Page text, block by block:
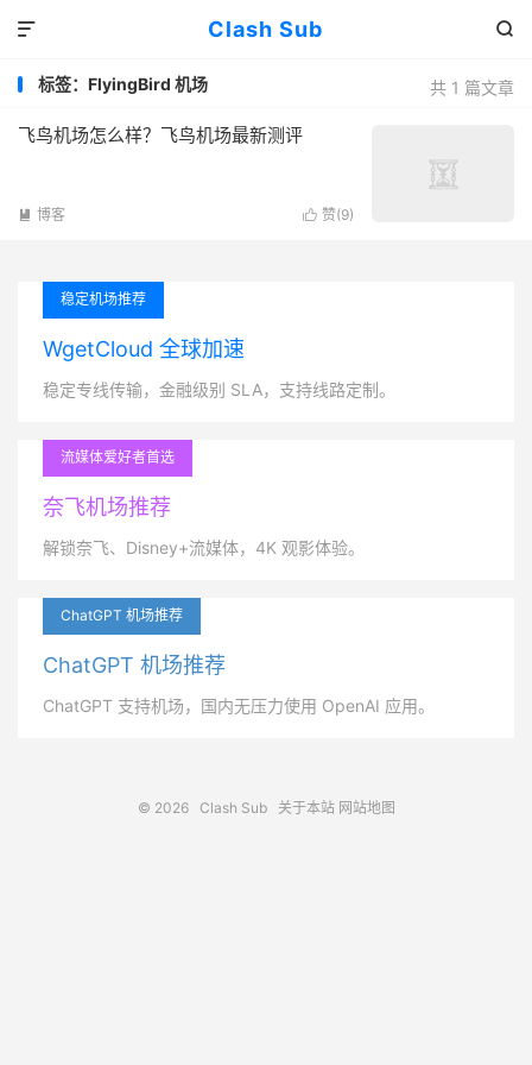
Clash Sub 

共 1 篇文章
标签：FlyingBird 机场
飞鸟机场怎么样？飞鸟机场最新测评
 赞(9)
 博客
稳定机场推荐
WgetCloud 全球加速
稳定专线传输，金融级别 SLA，支持线路定制。
流媒体爱好者首选
奈飞机场推荐
解锁奈飞、Disney+流媒体，4K 观影体验。
ChatGPT 机场推荐
ChatGPT 机场推荐
ChatGPT 支持机场，国内无压力使用 OpenAI 应用。
© 2026 Clash Sub 关于本站 网站地图